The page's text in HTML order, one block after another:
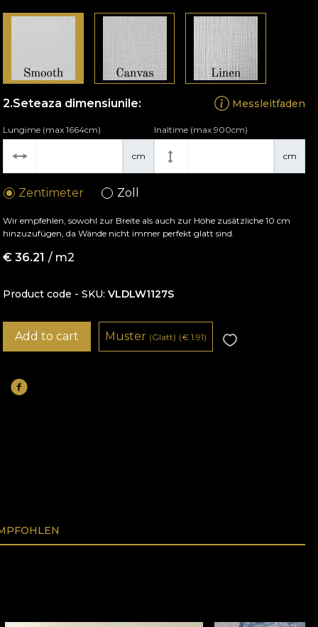
Seteaza dimensiunile: Messleitfaden
cm
Lungime (max 1664cm)
cm
Inaltime (max 900cm)
Zentimeter Zoll
Wir empfehlen, sowohl zur Breite als auch zur Höhe zusätzliche 10 cm
hinzuzufügen, da Wände nicht immer perfekt glatt sind.
€36.21 / m2
Product code - SKU VLDLW1127S
Add to cart Muster (Glatt) (€1.91)